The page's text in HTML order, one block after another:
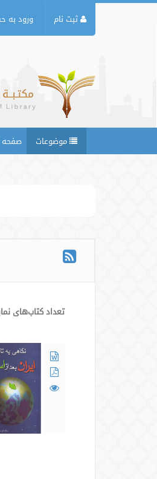
ثبت نام ورود به
موضوعات
تعداد کتاب‌های